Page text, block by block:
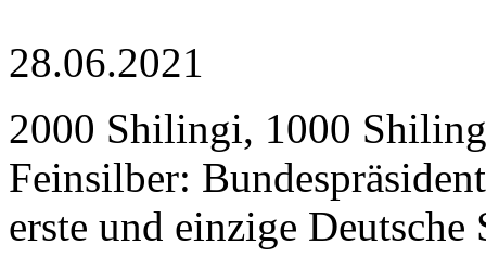
28.06.2021
2000 Shilingi, 1000
Feinsilber:
erste und einzige Deutsche